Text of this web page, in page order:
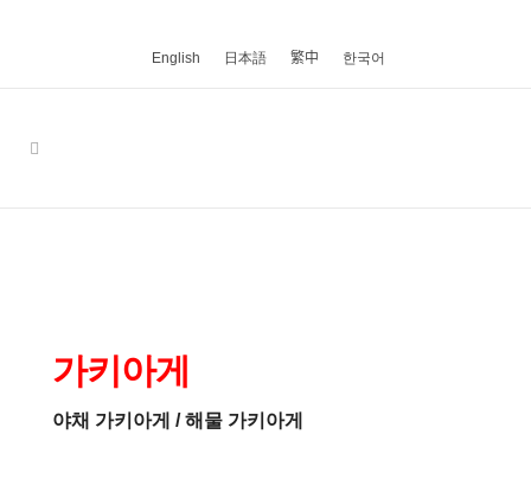
English 日本語 繁中 한국어
가키아게
야채 가키아게 / 해물 가키아게